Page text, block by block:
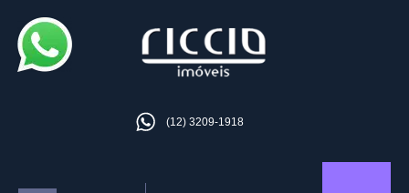
(12) 3209-1918